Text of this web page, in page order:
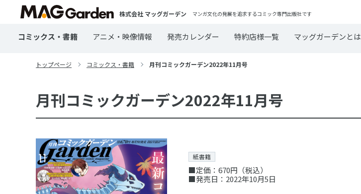
株式会社 マッグガーデン マンガ文化の発展を追求するコミック専門出版社です
コミックス・書籍 アニメ・映像情報 発売カレンダー 特約店様一覧 マッグガーデンとは
トップページ コミックス・書籍 月刊コミックガーデン2022年11月号
月刊コミックガーデン2022年11月号
紙書籍
■定価：670円（税込）
■発売日：2022年10月5日